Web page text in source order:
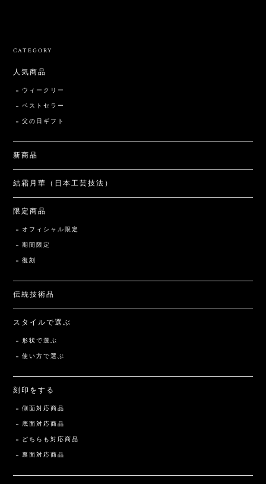
CATEGORY
人気商品
ウィークリー
ベストセラー
父の日ギフト
新商品
結霜月華（日本工芸技法）
限定商品
オフィシャル限定
期間限定
復刻
伝統技術品
スタイルで選ぶ
形状で選ぶ
使い方で選ぶ
刻印をする
側面対応商品
底面対応商品
どちらも対応商品
裏面対応商品